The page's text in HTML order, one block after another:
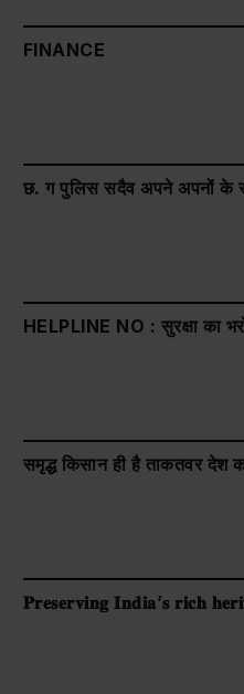
FINANCE
छ. ग पुलिस सदैव अपने अपनों के
HELPLINE NO : सुरक्षा का
समृद्ध किसान ही है ताकतवर देश
𝐏𝐫𝐞𝐬𝐞𝐫𝐯𝐢𝐧𝐠 𝐈𝐧𝐝𝐢𝐚’𝐬 𝐫𝐢𝐜𝐡